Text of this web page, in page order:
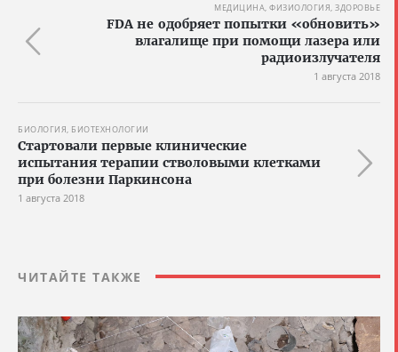
МЕДИЦИНА, ФИЗИОЛОГИЯ, ЗДОРОВЬЕ
FDA не одобряет попытки «обновить»
влагалище при помощи лазера или
радиоизлучателя
1 августа 2018
БИОЛОГИЯ, БИОТЕХНОЛОГИИ
Стартовали первые клинические
испытания терапии стволовыми клетками
при болезни Паркинсона
1 августа 2018
ЧИТАЙТЕ ТАКЖЕ